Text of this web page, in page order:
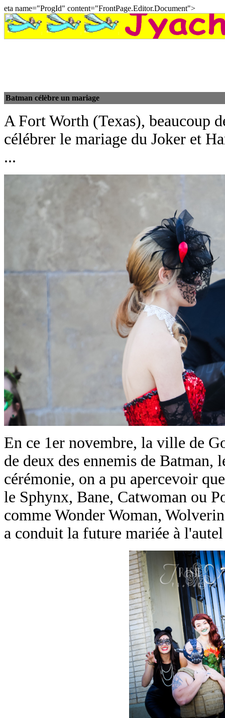
eta name="ProgId" content="FrontPage.Editor.Document">
Batman célèbre un mariage
A Fort Worth (Texas), beaucoup
célébrer le mariage du Joker et
...
En ce 1er novembre, la ville de
de deux des ennemis de Batman,
cérémonie, on a pu apercevoir
le Sphynx, Bane, Catwoman ou
comme Wonder Woman,
a conduit la future mariée à